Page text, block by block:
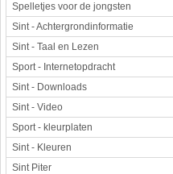
Spelletjes voor de jongsten
Sint - Achtergrondinformatie
Sint - Taal en Lezen
Sport - Internetopdracht
Sint - Downloads
Sint - Video
Sport - kleurplaten
Sint - Kleuren
Sint Piter